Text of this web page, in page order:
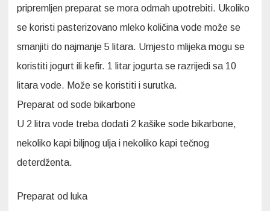
pripremljen preparat se mora odmah upotrebiti. Ukoliko
se koristi pasterizovano mleko količina vode može se
smanjiti do najmanje 5 litara. Umjesto mlijeka mogu se
koristiti jogurt ili kefir. 1 litar jogurta se razrijedi sa 10
litara vode. Može se koristiti i surutka.
Preparat od sode bikarbone
U 2 litra vode treba dodati 2 kašike sode bikarbone,
nekoliko kapi biljnog ulja i nekoliko kapi tečnog
deterdženta.
Preparat od luka